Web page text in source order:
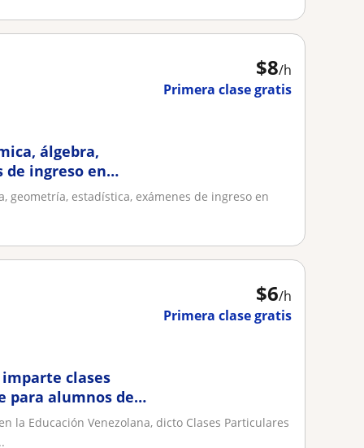
$8/h
Primera clase gratis
álgebra,
ingreso en
geometría, estadística, exámenes de ingreso en
$6/h
Primera clase gratis
clases
para alumnos de
la Educación Venezolana, dicto Clases Particulares